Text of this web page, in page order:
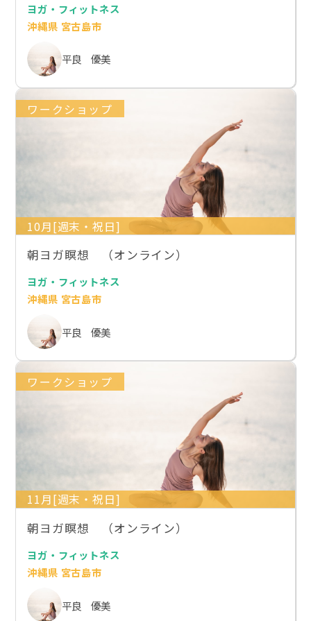
ヨガ・フィットネス
沖縄県 宮古島市
平良 優美
ワークショップ
10月[週末・祝日]
朝ヨガ瞑想 （オンライン）
ヨガ・フィットネス
沖縄県 宮古島市
平良 優美
ワークショップ
11月[週末・祝日]
朝ヨガ瞑想 （オンライン）
ヨガ・フィットネス
沖縄県 宮古島市
平良 優美